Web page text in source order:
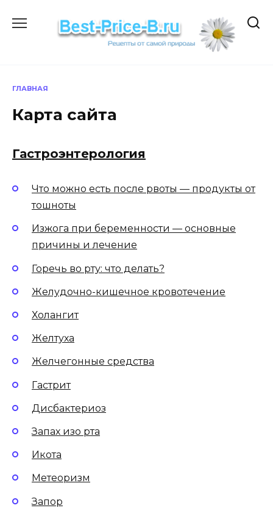
содержанию
ГЛАВНАЯ
Карта сайта
Гастроэнтерология
Что можно есть после рвоты — продукты от
тошноты
Изжога при беременности — основные
причины и лечение
Горечь во рту: что делать?
Желудочно-кишечное кровотечение
Холангит
Желтуха
Желчегонные средства
Гастрит
Дисбактериоз
Запах изо рта
Икота
Метеоризм
Запор